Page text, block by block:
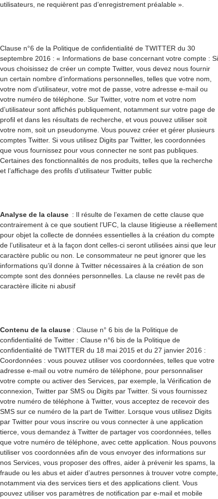
utilisateurs, ne requièrent pas d’enregistrement préalable ».
Clause n°6 de la Politique de confidentialité de TWITTER du 30
septembre 2016 : « Informations de base concernant votre compte : Si
vous choisissez de créer un compte Twitter, vous devez nous fournir
un certain nombre d’informations personnelles, telles que votre nom,
votre nom d’utilisateur, votre mot de passe, votre adresse e-mail ou
votre numéro de téléphone. Sur Twitter, votre nom et votre nom
d’utilisateur sont affichés publiquement, notamment sur votre page de
profil et dans les résultats de recherche, et vous pouvez utiliser soit
votre nom, soit un pseudonyme. Vous pouvez créer et gérer plusieurs
comptes Twitter. Si vous utilisez Digits par Twitter, les coordonnées
que vous fournissez pour vous connecter ne sont pas publiques.
Certaines des fonctionnalités de nos produits, telles que la recherche
et l’affichage des profils d’utilisateur Twitter public
Analyse de la clause : Il résulte de l’examen de cette clause que
contrairement à ce que soutient l’UFC, la clause litigieuse a réellement
pour objet la collecte de données essentielles à la création du compte
de l’utilisateur et à la façon dont celles-ci seront utilisées ainsi que leur
caractère public ou non. Le consommateur ne peut ignorer que les
informations qu’il donne à Twitter nécessaires à la création de son
compte sont des données personnelles. La clause ne revêt pas de
caractère illicite ni abusif
Contenu de la clause : Clause n° 6 bis de la Politique de
confidentialité de Twitter : Clause n°6 bis de la Politique de
confidentialité de TWITTER du 18 mai 2015 et du 27 janvier 2016 :
Coordonnées : vous pouvez utiliser vos coordonnées, telles que votre
adresse e-mail ou votre numéro de téléphone, pour personnaliser
votre compte ou activer des Services, par exemple, la Vérification de
connexion, Twitter par SMS ou Digits par Twitter. Si vous fournissez
votre numéro de téléphone à Twitter, vous acceptez de recevoir des
SMS sur ce numéro de la part de Twitter. Lorsque vous utilisez Digits
par Twitter pour vous inscrire ou vous connecter à une application
tierce, vous demandez à Twitter de partager vos coordonnées, telles
que votre numéro de téléphone, avec cette application. Nous pouvons
utiliser vos coordonnées afin de vous envoyer des informations sur
nos Services, vous proposer des offres, aider à prévenir les spams, la
fraude ou les abus et aider d’autres personnes à trouver votre compte,
notamment via des services tiers et des applications client. Vous
pouvez utiliser vos paramètres de notification par e-mail et mobile